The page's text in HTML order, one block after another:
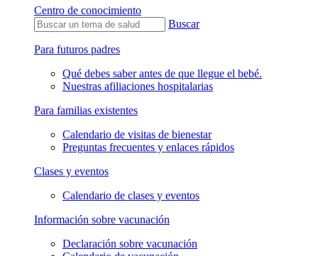
Centro de conocimiento
Buscar
Para futuros padres
Qué debes saber antes de que llegue el bebé.
Nuestras afiliaciones hospitalarias
Para familias existentes
Calendario de visitas de bienestar
Preguntas frecuentes y enlaces rápidos
Clases y eventos
Calendario de clases y eventos
Información sobre vacunación
Declaración sobre vacunación